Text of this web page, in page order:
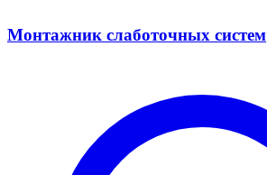
Монтажник слаботочных систем